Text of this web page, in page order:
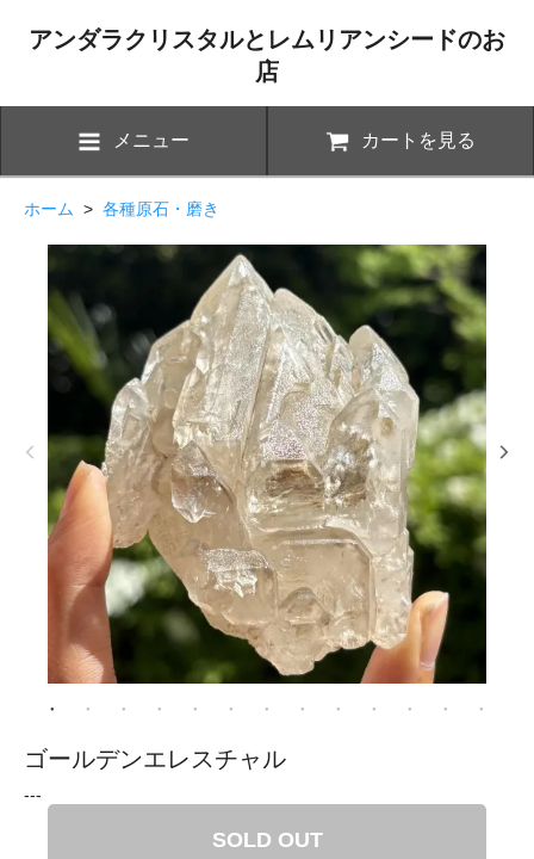
アンダラクリスタルとレムリアンシードのお
店
メニュー カートを見る
ホーム > 各種原石・磨き
ゴールデンエレスチャル
---
SOLD OUT